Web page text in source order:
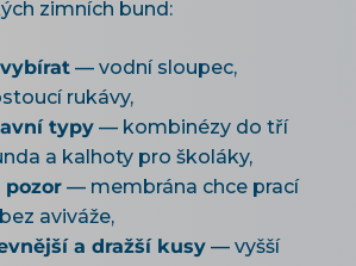
zimních bund:
— vodní sloupec,
rukávy,
typy — kombinézy do tří
a kalhoty pro školáky,
pozor — membrána chce prací
aviváže,
a dražší kusy — vyšší